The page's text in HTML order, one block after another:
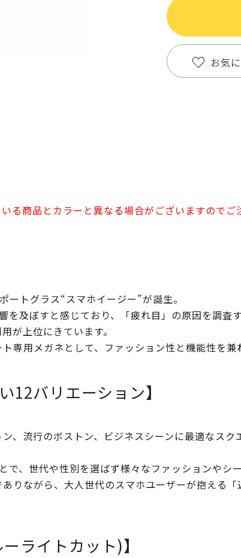
お気
る商品とカラーと異なる場合がございますのでご
トグラス“スマホイージー”が誕生。
を及ぼすと感じており、「疲れ目」の原因を調査
が上位にきています。
専用メガネとして、ファッション性と機能性を
12バリエーション】
、流行のボストン、ビジネスシーンに最適なス
で、世代や性別を選ばず様々なファッションやシ
りながら、大人世代のスマホユーザーが抱える
ライトカット)】